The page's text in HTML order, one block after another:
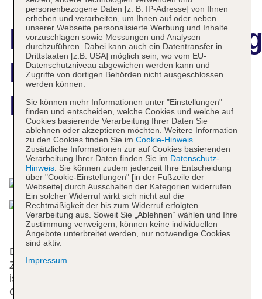
Lagune Barra
Hotel
Das bietet Ihre Unterkunft
Das Hotel mit einem Aufzug verfügt über 306
Zimmer. Das freundliche Personal an der Rezeption
ist gerne bei allen Fragen behilflich. Eine
Gepäckaufbewahrung, ein Safe und eine
personenbezogene Daten [z. B. IP-Adresse] von Ihnen
erheben und verarbeiten, um Ihnen auf oder neben
unserer Webseite personalisierte Werbung und Inhalte
vorzuschlagen sowie Messungen und Analysen
durchzuführen. Dabei kann auch ein Datentransfer in
Drittstaaten [z.B. USA] möglich sein, wo vom EU-
Datenschutzniveau abgewichen werden kann und
Zugriffe von dortigen Behörden nicht ausgeschlossen
werden können.
Sie können mehr Informationen unter "Einstellungen"
finden und entscheiden, welche Cookies und welche auf
Cookies basierende Verarbeitung Ihrer Daten Sie
ablehnen oder akzeptieren möchten. Weitere Information
zu den Cookies finden Sie im Cookie-Hinweis.
Zusätzliche Informationen zur auf Cookies basierenden
Verarbeitung Ihrer Daten finden Sie im Datenschutz-
Hinweis. Sie können zudem jederzeit Ihre Entscheidung
über "Cookie-Einstellungen" [in der Fußzeile der
Webseite] durch Ausschalten der Kategorien widerrufen.
Ein solcher Widerruf wirkt sich nicht auf die
Rechtmäßigkeit der bis zum Widerruf erfolgten
Verarbeitung aus. Soweit Sie „Ablehnen“ wählen und Ihre
Zustimmung verweigern, können keine individuellen
Angebote unterbreitet werden, nur notwendige Cookies
sind aktiv.
Impressum